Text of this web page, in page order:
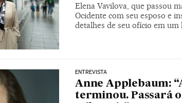
Elena Vavilova, que passou
Ocidente com seu esposo e
detalhes de seu ofício em um
ENTREVISTA
Anne Applebaum:
terminou. Passará